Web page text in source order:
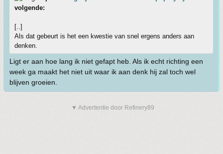
volgende:
[..]
Als dat gebeurt is het een kwestie van snel ergens anders aan
denken.
Ligt er aan hoe lang ik niet gefapt heb. Als ik echt richting een
week ga maakt het niet uit waar ik aan denk hij zal toch wel
blijven groeien.
▼ Advertentie door Refinery89